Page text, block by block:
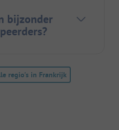
bijzonder
regio's in Frankrijk